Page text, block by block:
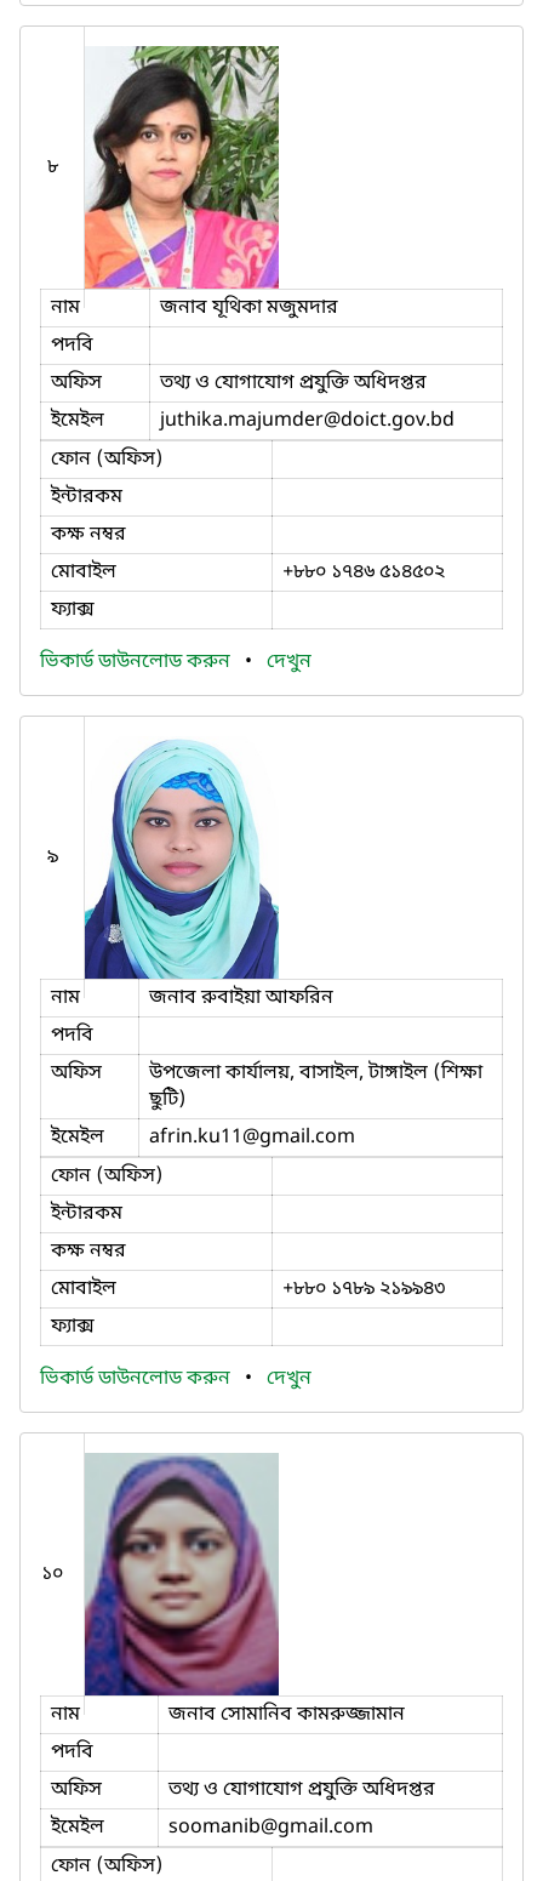
৮
নাম
জনাব যূথিকা মজুমদার
পদবি
অফিস
তথ্য ও যোগাযোগ প্রযুক্তি অধিদপ্তর
ইমেইল
juthika.majumder@doict.gov.bd
ফোন (অফিস)
ইন্টারকম
কক্ষ নম্বর
মোবাইল
+৮৮০ ১৭৪৬ ৫১৪৫০২
ফ্যাক্স
ভিকার্ড ডাউনলোড করুন • দেখুন
৯
নাম
জনাব রুবাইয়া আফরিন
পদবি
অফিস
উপজেলা কার্যালয়, বাসাইল, টাঙ্গাইল (শিক্ষা
ছুটি)
ইমেইল
afrin.ku11@gmail.com
ফোন (অফিস)
ইন্টারকম
কক্ষ নম্বর
মোবাইল
+৮৮০ ১৭৮৯ ২১৯৯৪৩
ফ্যাক্স
ভিকার্ড ডাউনলোড করুন • দেখুন
১০
নাম
জনাব সোমানিব কামরুজ্জামান
পদবি
অফিস
তথ্য ও যোগাযোগ প্রযুক্তি অধিদপ্তর
ইমেইল
soomanib@gmail.com
ফোন (অফিস)